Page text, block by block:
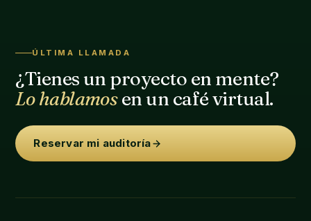
ÚLTIMA LLAMADA
¿Tienes un proyecto en mente?
Lo hablamosen un café virtual.
Reservar mi auditoría